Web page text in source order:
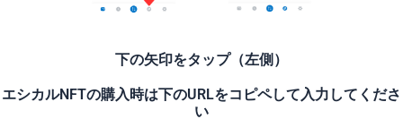
下の矢印をタップ（左側）
エシカルNFTの購入時は下のURLをコピペして入力してくださ
い